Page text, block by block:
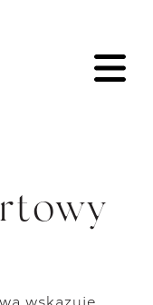
wskazuje,